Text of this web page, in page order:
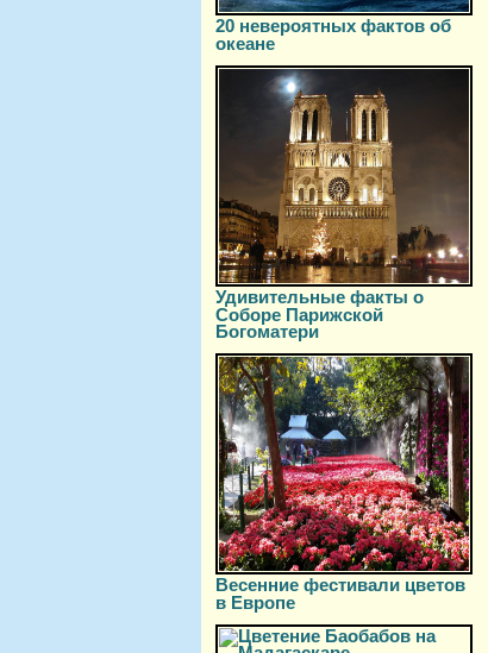
20 невероятных фактов об
океане
Удивительные факты о
Соборе Парижской
Богоматери
Весенние фестивали цветов
в Европе